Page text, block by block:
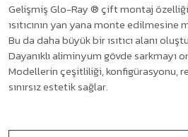
Gelişmiş Glo-Ray ® çift montaj
ısıtıcının yan yana monte edilmesine
Bu da daha büyük bir ısıtıcı alanı
Dayanıklı aliminyum gövde sarkmayı
Modellerin çeşitliliği, konfigürasyonu,
sınırsız estetik sağlar.